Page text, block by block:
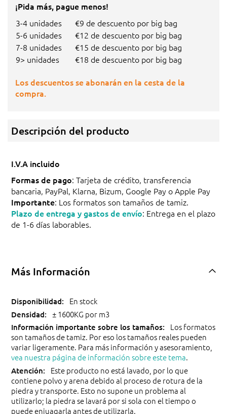
¡Pida más, pague menos!
3-4 unidades
€9 de descuento por big bag
5-6 unidades
€12 de descuento por big bag
7-8 unidades
€15 de descuento por big bag
9> unidades
€18 de descuento por big bag
Los descuentos se abonarán en la cesta de la
compra.
Descripción del producto
I.V.A incluido
Formas de pago: Tarjeta de crédito, transferencia
bancaria, PayPal, Klarna, Bizum, Google Pay o Apple Pay
Importante: Los formatos son tamaños de tamiz.
Plazo de entrega y gastos de envío: Entrega en el plazo
de 1-6 días laborables.
Más Información
En stock
± 1600KG por m3
Los formatos
son tamaños de tamiz. Por eso los tamaños reales pueden
variar ligeramente. Para más información y asesoramiento,
vea nuestra página de información sobre este tema.
Este producto no está lavado, por lo que
contiene polvo y arena debido al proceso de rotura de la
piedra y transporte. Esto no supone un problema al
utilizarlo; la piedra se lavará por si sola con el tiempo o
puede enjuagarla antes de utilizarla.